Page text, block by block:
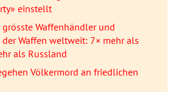
einstellt
grösste Waffenhändler und
Waffen weltweit: 7× mehr als
als Russland
Völkermord an friedlichen